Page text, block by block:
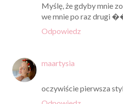
Myślę, że gdyby mnie
we mnie po raz drugi
Odpowiedz
maartysia
oczywiście pierwsza